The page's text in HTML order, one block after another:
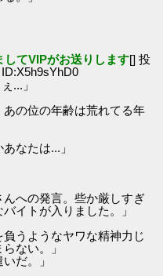
してVIPがお送りします[] 投
...」
の位の年齢は荒れてる年
なたは...」
への発言。些か厳しすぎ
イトが入りました。」
うようなヤワな精神力じ
ない。」
だ。」